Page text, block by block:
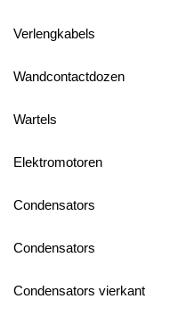
Verlengkabels
Wandcontactdozen
Wartels
Elektromotoren
Condensators
Condensators
Condensators vierkant